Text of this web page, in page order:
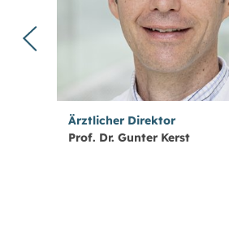
Ärztlicher Direktor
Prof. Dr. Gunter Kerst